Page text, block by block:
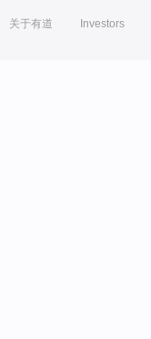
关于有道 Investors